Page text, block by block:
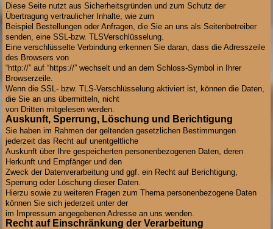
Diese Seite nutzt aus Sicherheitsgründen und zum Schutz der
Übertragung vertraulicher Inhalte, wie zum
Beispiel Bestellungen oder Anfragen, die Sie an uns als Seitenbetreiber
senden, eine SSL-bzw. TLSVerschlüsselung.
Eine verschlüsselte Verbindung erkennen Sie daran, dass die Adresszeile
des Browsers von
“http://” auf “https://” wechselt und an dem Schloss-Symbol in Ihrer
Browserzeile.
Wenn die SSL- bzw. TLS-Verschlüsselung aktiviert ist, können die Daten,
die Sie an uns übermitteln, nicht
von Dritten mitgelesen werden.
Auskunft, Sperrung, Löschung und Berichtigung
Sie haben im Rahmen der geltenden gesetzlichen Bestimmungen
jederzeit das Recht auf unentgeltliche
Auskunft über Ihre gespeicherten personenbezogenen Daten, deren
Herkunft und Empfänger und den
Zweck der Datenverarbeitung und ggf. ein Recht auf Berichtigung,
Sperrung oder Löschung dieser Daten.
Hierzu sowie zu weiteren Fragen zum Thema personenbezogene Daten
können Sie sich jederzeit unter der
im Impressum angegebenen Adresse an uns wenden.
Recht auf Einschränkung der Verarbeitung